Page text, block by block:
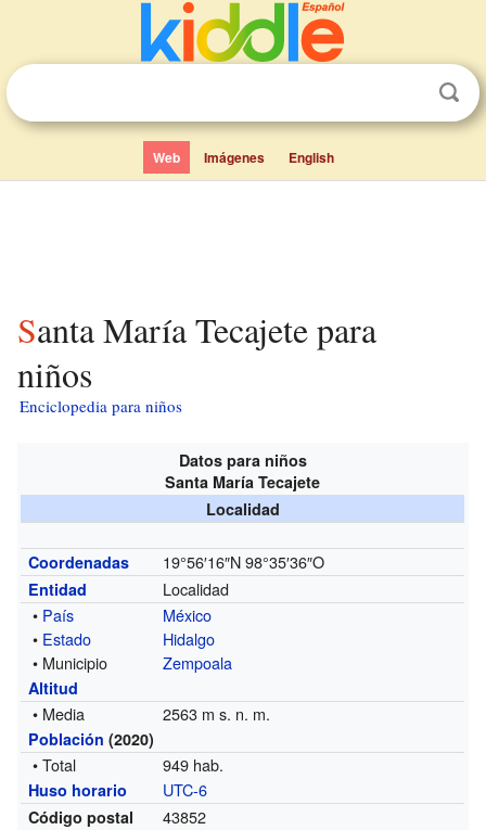
Web Imágenes English
Santa María Tecajete para
niños
Enciclopedia para niños
Datos para niños
Santa María Tecajete
Localidad
Coordenadas 19°56′16″N 98°35′36″O
Entidad
Localidad
• País
México
• Estado
Hidalgo
• Municipio
Zempoala
Altitud
• Media 2563 m s. n. m.
Población (2020)
• Total 949 hab.
Huso horario UTC-6
Código postal 43852